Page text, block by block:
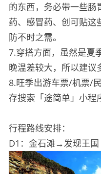
的东西，务必带一些肠
药、感冒药、创可贴这
防不时之需。
7.穿搭方面，虽然是夏
晚温差较大，所以建议
8.旺季出游车票/机票/
存搜索「途简单」小程
行程路线安排：
D1：金石滩→发现王国